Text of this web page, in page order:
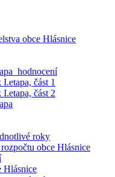
obce Hlásnice
část 1
část 2
roky
obce Hlásnice
Hlásnice